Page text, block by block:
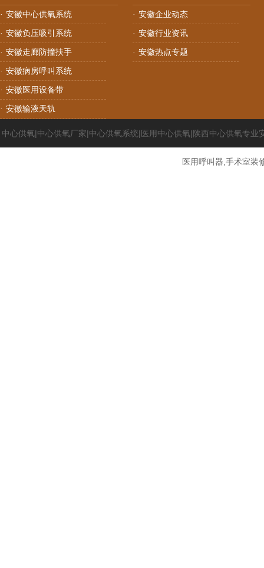
· 安徽中心供氧系统
· 安徽负压吸引系统
· 安徽走廊防撞扶手
· 安徽病房呼叫系统
· 安徽医用设备带
· 安徽输液天轨
· 安徽企业动态
· 安徽行业资讯
· 安徽热点专题
中心供氧|中心供氧厂家|中心供氧系统|医用中心供氧|陕西中心供氧专业
医用呼叫器,手术室装